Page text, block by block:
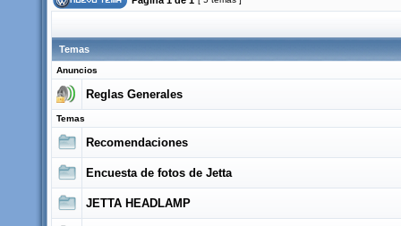
Temas
Anuncios
Reglas Generales
Temas
Recomendaciones
Encuesta de fotos de Jetta
JETTA HEADLAMP